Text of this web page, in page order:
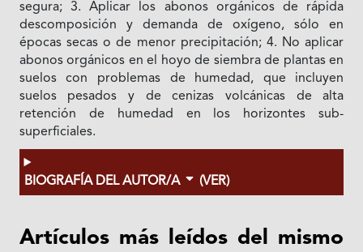
segura; 3. Aplicar los abonos orgánicos de rápida
descomposición y demanda de oxígeno, sólo en
épocas secas o de menor precipitación; 4. No aplicar
abonos orgánicos en el hoyo de siembra de plantas en
suelos con problemas de humedad, que incluyen
suelos pesados y de cenizas volcánicas de alta
retención de humedad en los horizontes sub-
superficiales.
BIOGRAFÍA DEL AUTOR/A (VER)
Artículos más leídos del mismo